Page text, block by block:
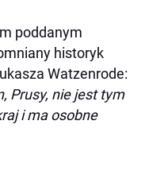
poddanym
historyk
Watzenrode:
Prusy, nie jest tym
i ma osobne